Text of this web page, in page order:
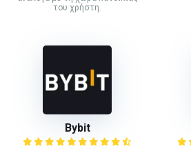
του χρήστη.
Bybit